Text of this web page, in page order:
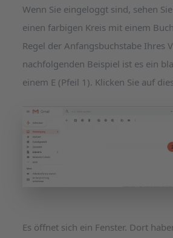
Wenn Sie eingeloggt sind, sehen
einen farbigen Kreis mit einem
Regel der Anfangsbuchstabe Ihres
nachfolgenden Beispiel ist es ein
einem E (Pfeil 1). Klicken Sie auf
Es öffnet sich ein Fenster. Dort